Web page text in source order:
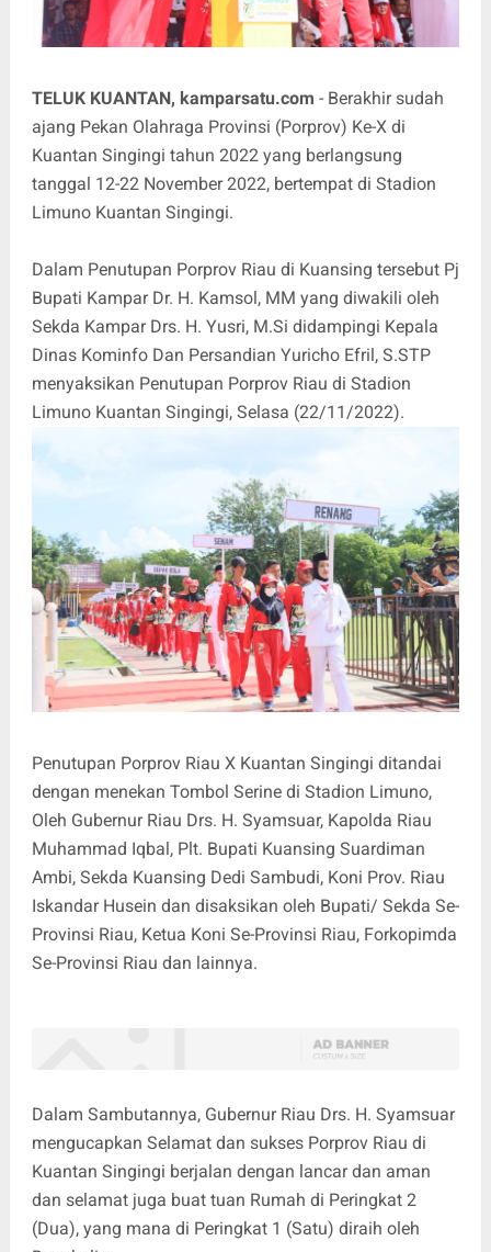
TELUK KUANTAN, kamparsatu.com - Berakhir sudah
ajang Pekan Olahraga Provinsi (Porprov) Ke-X di
Kuantan Singingi tahun 2022 yang berlangsung
tanggal 12-22 November 2022, bertempat di Stadion
Limuno Kuantan Singingi.
Dalam Penutupan Porprov Riau di Kuansing tersebut Pj
Bupati Kampar Dr. H. Kamsol, MM yang diwakili oleh
Sekda Kampar Drs. H. Yusri, M.Si didampingi Kepala
Dinas Kominfo Dan Persandian Yuricho Efril, S.STP
menyaksikan Penutupan Porprov Riau di Stadion
Limuno Kuantan Singingi, Selasa (22/11/2022).
Penutupan Porprov Riau X Kuantan Singingi ditandai
dengan menekan Tombol Serine di Stadion Limuno,
Oleh Gubernur Riau Drs. H. Syamsuar, Kapolda Riau
Muhammad Iqbal, Plt. Bupati Kuansing Suardiman
Ambi, Sekda Kuansing Dedi Sambudi, Koni Prov. Riau
Iskandar Husein dan disaksikan oleh Bupati/ Sekda Se-
Provinsi Riau, Ketua Koni Se-Provinsi Riau, Forkopimda
Se-Provinsi Riau dan lainnya.
Dalam Sambutannya, Gubernur Riau Drs. H. Syamsuar
mengucapkan Selamat dan sukses Porprov Riau di
Kuantan Singingi berjalan dengan lancar dan aman
dan selamat juga buat tuan Rumah di Peringkat 2
(Dua), yang mana di Peringkat 1 (Satu) diraih oleh